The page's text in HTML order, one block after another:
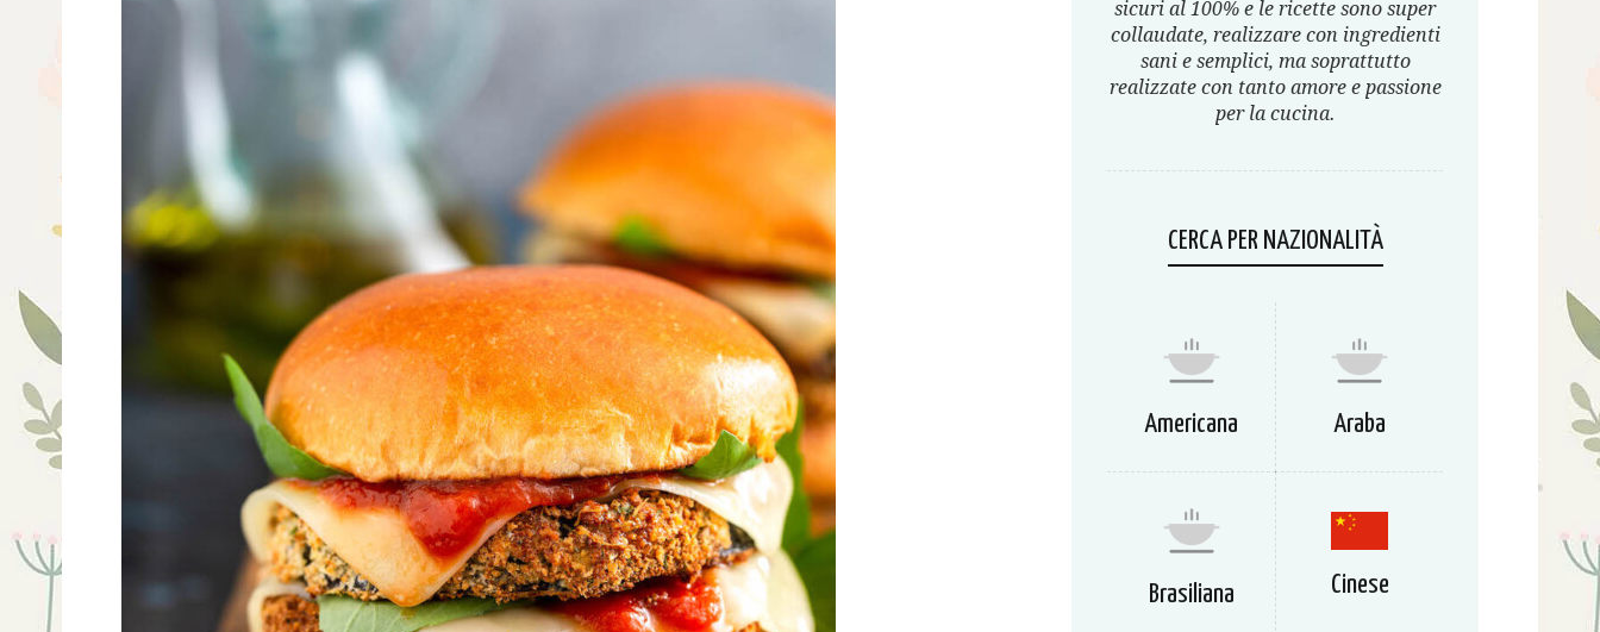
sicuri al 100% e le ricette sono super
collaudate, realizzare con ingredienti
sani e semplici, ma soprattutto
realizzate con tanto amore e passione
per la cucina.
CERCA PER NAZIONALITÀ
Americana Araba
Brasiliana Cinese